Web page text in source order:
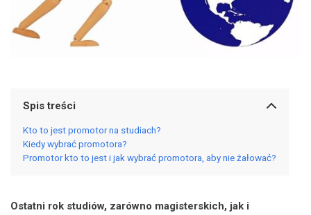
Spis treści
Kto to jest promotor na studiach?
Kiedy wybrać promotora?
Promotor kto to jest i jak wybrać promotora, aby nie żałować?
Ostatni rok studiów, zarówno magisterskich, jak i